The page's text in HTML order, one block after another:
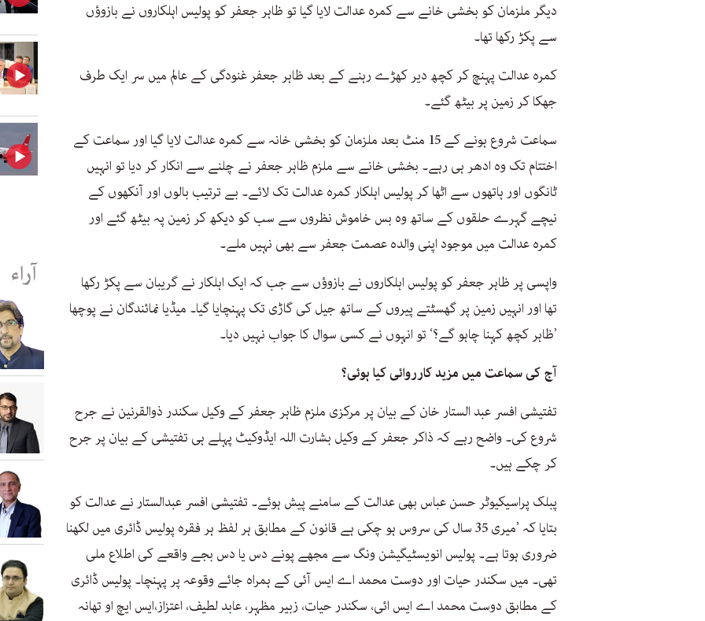
دیگر ملزمان کو بخشی خانے سے کمرہ عدالت لایا گیا تو ظاہر جعفر کو پولیس اہلکاروں نے بازوؤں
سے پکڑ رکھا تھا۔
کمرہ عدالت پہنچ کر کچھ دیر کھڑے رہنے کے بعد ظاہر جعفر غنودگی کے عالم میں سر ایک طرف
جھکا کر زمین پر بیٹھ گئے۔
سماعت شروع ہونے کے 15 منٹ بعد ملزمان کو بخشی خانہ سے کمرہ عدالت لایا گیا اور سماعت کے
اختتام تک وہ ادھر ہی رہے۔ بخشی خانے سے ملزم ظاہر جعفر نے چلنے سے انکار کر دیا تو انہیں
ٹانگوں اور ہاتھوں سے اٹھا کر پولیس اہلکار کمرہ عدالت تک لائے۔ بے ترتیب بالوں اور آنکھوں کے
نیچے گہرے حلقوں کے ساتھ وہ بس خاموش نظروں سے سب کو دیکھ کر زمین پہ بیٹھ گئے اور
کمرہ عدالت میں موجود اپنی والدہ عصمت جعفر سے بھی نہیں ملے۔
واپسی پر ظاہر جعفر کو پولیس اہلکاروں نے بازوؤں سے جب کہ ایک اہلکار نے گریبان سے پکڑ رکھا
تھا اور انہیں زمین پر گھسٹتے پیروں کے ساتھ جیل کی گاڑی تک پہنچایا گیا۔ میڈیا نمائندگان نے پوچھا
’ظاہر کچھ کہنا چاہو گے؟‘ تو انہوں نے کسی سوال کا جواب نہیں دیا۔
آج کی سماعت میں مزید کارروائی کیا ہوئی؟
تفتیشی افسر عبد الستار خان کے بیان پر مرکزی ملزم ظاہر جعفر کے وکیل سکندر ذوالقرنین نے جرح
شروع کی۔ واضح رہے کہ ذاکر جعفر کے وکیل بشارت اللہ ایڈوکیٹ پہلے ہی تفتیشی کے بیان پر جرح
کر چکے ہیں۔
پبلک پراسیکیوٹر حسن عباس بھی عدالت کے سامنے پیش ہوئے۔ تفتیشی افسر عبدالستار نے عدالت کو
بتایا کہ ’میری 35 سال کی سروس ہو چکی ہے قانون کے مطابق ہر لفظ ہر فقرہ پولیس ڈائری میں لکھنا
ضروری ہوتا ہے۔ پولیس انویسٹیگیشن ونگ سے مجھے پونے دس یا دس بجے واقعے کی اطلاع ملی
تھی۔ میں سکندر حیات اور دوست محمد اے ایس آئی کے ہمراہ جائے وقوعہ پر پہنچا۔ پولیس ڈائری
کے مطابق دوست محمد اے ایس ائی، سکندر حیات، زبیر مظہر، عابد لطیف، اعتزاز،ایس ایچ او تھانہ
آراء